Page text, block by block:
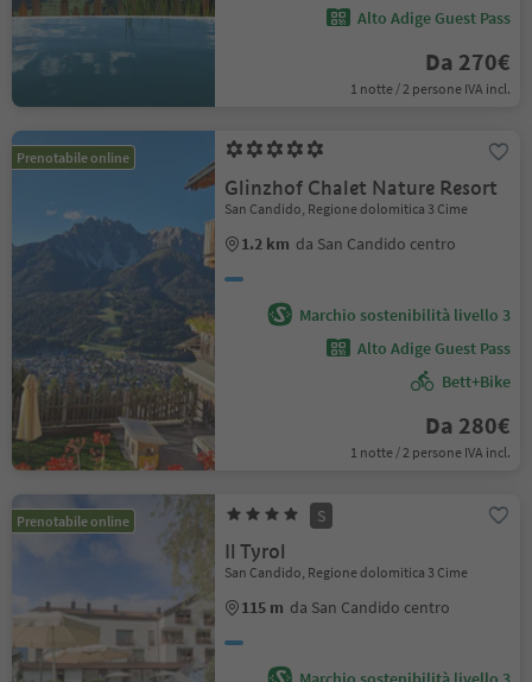
Alto Adige Guest Pass
Da 270€
1 notte / 2 persone IVA incl.
Prenotabile online
Glinzhof Chalet Nature Resort
San Candido, Regione dolomitica 3 Cime
1.2 km da San Candido centro
Marchio sostenibilità livello 3
Alto Adige Guest Pass
Bett+Bike
Da 280€
1 notte / 2 persone IVA incl.
Prenotabile online S
Il Tyrol
San Candido, Regione dolomitica 3 Cime
115 m da San Candido centro